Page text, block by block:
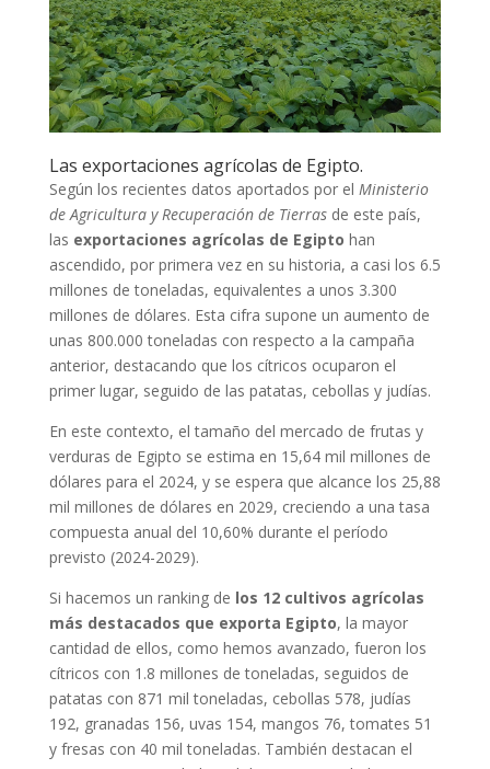
Las exportaciones agrícolas de Egipto.
Según los recientes datos aportados por el Ministerio
de Agricultura y Recuperación de Tierrasde este país,
las exportaciones agrícolas de Egipto han
ascendido, por primera vez en su historia, a casi los 6.5
millones de toneladas, equivalentes a unos 3.300
millones de dólares. Esta cifra supone un aumento de
unas 800.000 toneladas con respecto a la campaña
anterior, destacando que los cítricos ocuparon el
primer lugar, seguido de las patatas, cebollas y judías.
En este contexto, el tamaño del mercado de frutas y
verduras de Egipto se estima en 15,64 mil millones de
dólares para el 2024, y se espera que alcance los 25,88
mil millones de dólares en 2029, creciendo a una tasa
compuesta anual del 10,60% durante el período
previsto (2024-2029).
Si hacemos un ranking de los 12 cultivos agrícolas
más destacados que exporta Egipto, la mayor
cantidad de ellos, como hemos avanzado, fueron los
cítricos con 1.8 millones de toneladas, seguidos de
patatas con 871 mil toneladas, cebollas 578, judías
192, granadas 156, uvas 154, mangos 76, tomates 51
y fresas con 40 mil toneladas. También destacan el